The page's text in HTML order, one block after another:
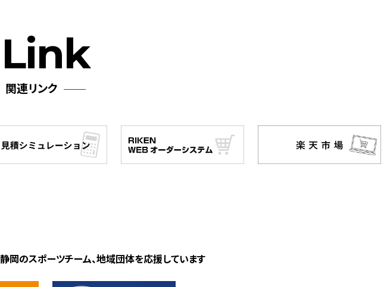
Link
関連リンク
のスポーツチーム、地域団体を応援しています